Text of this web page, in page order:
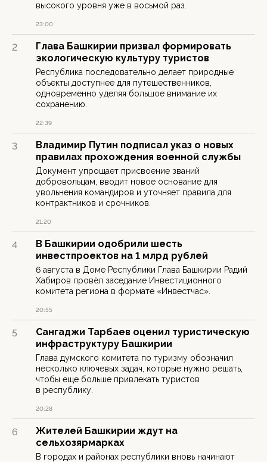
высокого уровня уже в восьмой раз.
23:00
2
Глава Башкирии призвал формировать
экологическую культуру туристов
Республика последовательно делает природные
объекты доступнее для путешественников,
одновременно уделяя большое внимание их
сохранению.
22:39
3
Владимир Путин подписал указ о новых
правилах прохождения военной службы
Документ упрощает присвоение званий
добровольцам, вводит новое основание для
увольнения командиров и уточняет правила для
контрактников и срочников.
21:20
4
В Башкирии одобрили шесть
инвестпроектов на 1 млрд рублей
6 августа в Доме Республики Глава Башкирии Радий
Хабиров провёл заседание Инвестиционного
комитета региона в формате «Инвестчас».
20:55
5
Сангаджи Тарбаев оценил туристическую
инфраструктуру Башкирии
Глава думского комитета по туризму обозначил
несколько ключевых задач, которые нужно решать,
чтобы еще больше привлекать туристов
в республику.
20:28
6
Жителей Башкирии ждут на
сельхозярмарках
В городах и районах республики вновь начинают